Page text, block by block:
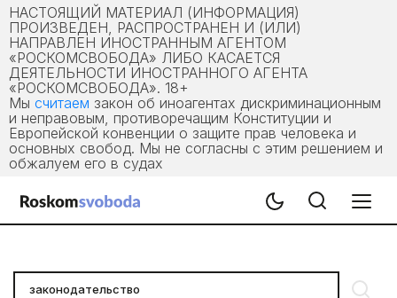
НАСТОЯЩИЙ МАТЕРИАЛ (ИНФОРМАЦИЯ)
ПРОИЗВЕДЕН, РАСПРОСТРАНЕН И (ИЛИ)
НАПРАВЛЕН ИНОСТРАННЫМ АГЕНТОМ
«РОСКОМСВОБОДА» ЛИБО КАСАЕТСЯ
ДЕЯТЕЛЬНОСТИ ИНОСТРАННОГО АГЕНТА
«РОСКОМСВОБОДА». 18+
Мы считаем закон об иноагентах дискриминационным
и неправовым, противоречащим Конституции и
Европейской конвенции о защите прав человека и
основных свобод. Мы не согласны с этим решением и
обжалуем его в судах